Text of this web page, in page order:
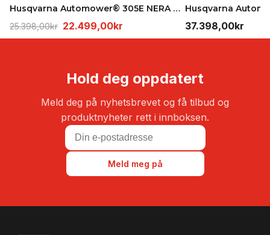
Husqvarna Automower® 305E NERA med trådløs teknolo…
25.398,00kr Opprinnelig
pris
25.398,00kr.
22.499,00kr
pris
22.499,00kr.
37.398,00kr
Hold deg oppdatert
Meld deg på nyhetsbrevet og få tilbud og
produktnyheter rett i innboksen.
Meld meg på